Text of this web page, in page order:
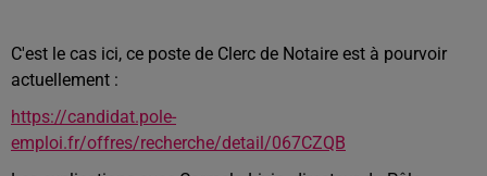
C'est le cas ici, ce poste de Clerc de Notaire est à pourvoir
actuellement :
https://candidat.pole-
emploi.fr/offres/recherche/detail/067CZQB